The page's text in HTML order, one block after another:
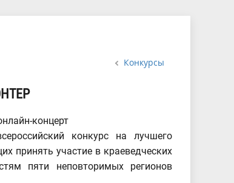
Конкурсы
концерт
конкурс на лучшего
принять участие в краеведческих
пяти неповторимых регионов